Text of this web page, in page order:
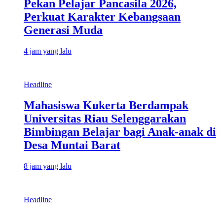
Pekan Pelajar Pancasila 2026,
Perkuat Karakter Kebangsaan
Generasi Muda
4 jam yang lalu
Headline
Mahasiswa Kukerta Berdampak
Universitas Riau Selenggarakan
Bimbingan Belajar bagi Anak-anak di
Desa Muntai Barat
8 jam yang lalu
Headline